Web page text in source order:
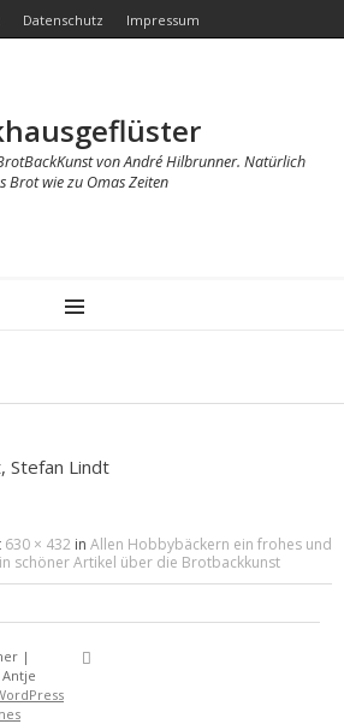
Datenschutz Impressum
von André Hilbrunner. Natürlich
Brot wie zu Omas Zeiten
MENU
Stefan Lindt
630 × 432 in Allen Hobbybäckern ein frohes und
schöner Artikel über die Brotbackkunst
|